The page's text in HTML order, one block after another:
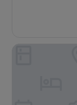
Courtyard by